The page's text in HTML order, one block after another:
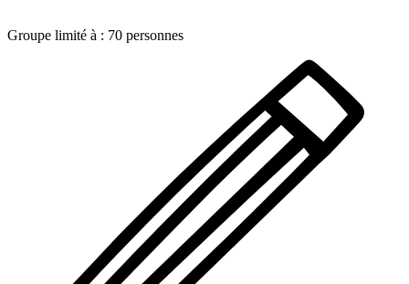
Groupe limité à : 70 personnes